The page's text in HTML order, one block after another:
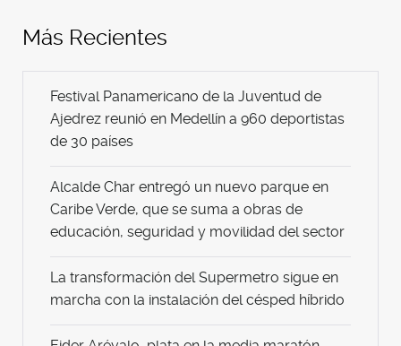
Más Recientes
Festival Panamericano de la Juventud de
Ajedrez reunió en Medellín a 960 deportistas
de 30 países
Alcalde Char entregó un nuevo parque en
Caribe Verde, que se suma a obras de
educación, seguridad y movilidad del sector
La transformación del Supermetro sigue en
marcha con la instalación del césped híbrido